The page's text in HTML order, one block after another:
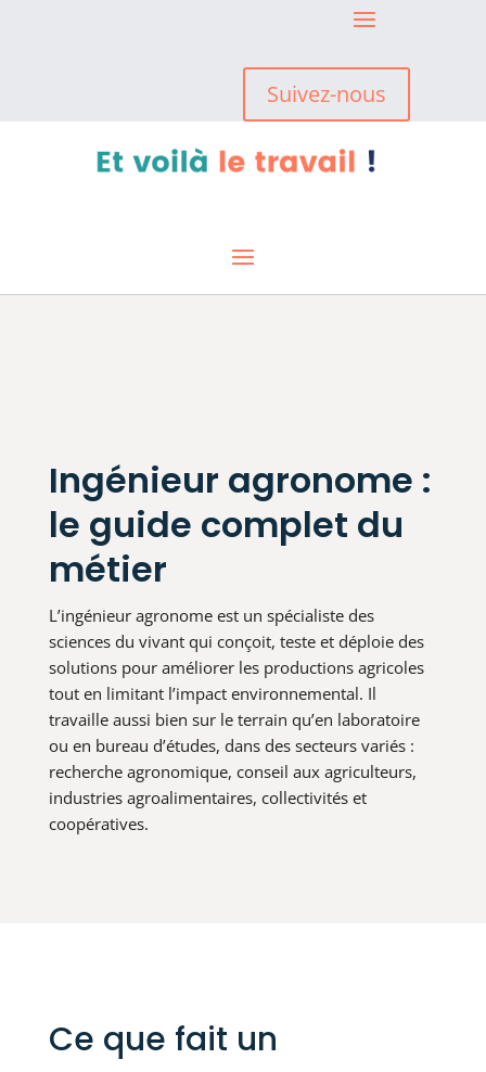
Suivez-nous
Ingénieur agronome :
le guide complet du
métier
L’ingénieur agronome est un spécialiste des
sciences du vivant qui conçoit, teste et déploie des
solutions pour améliorer les productions agricoles
tout en limitant l’impact environnemental. Il
travaille aussi bien sur le terrain qu’en laboratoire
ou en bureau d’études, dans des secteurs variés :
recherche agronomique, conseil aux agriculteurs,
industries agroalimentaires, collectivités et
coopératives.
Ce que fait un